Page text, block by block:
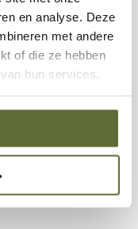
en analyse. Deze
met andere
of die ze hebben
hun services.
ontworpen
perfect aan